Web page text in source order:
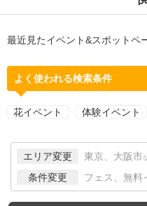
最近見たイベント&スポットペ
よく使われる検索条件
花イベント 体験イベント
エリア変更 東京、大阪市
条件変更 フェス、無料